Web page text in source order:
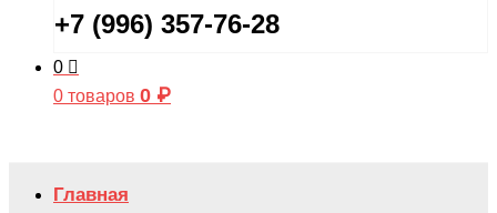
+7 (996) 357-76-28
0
0 товаров 0 ₽
Главная